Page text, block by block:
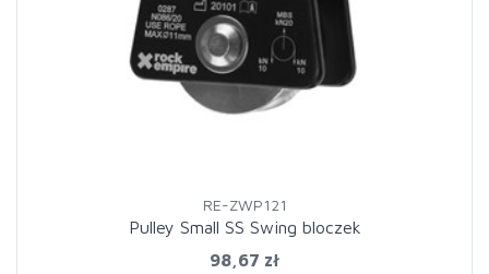
RE-ZWP121
Pulley Small SS Swing bloczek
98,67 zł